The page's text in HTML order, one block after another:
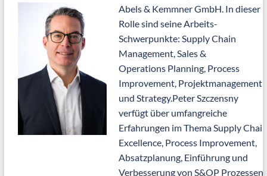
Abels & Kemmner GmbH. In dieser
Rolle sind seine Arbeits-
Schwerpunkte: Supply Chain
Management, Sales &
Operations Planning, Process
Improvement, Projektmanagement
und Strategy.Peter Szczensny
verfügt über umfangreiche
Erfahrungen im Thema Supply Chain
Excellence, Process Improvement,
Absatzplanung, Einführung und
Verbesserung von S&OP Prozessen